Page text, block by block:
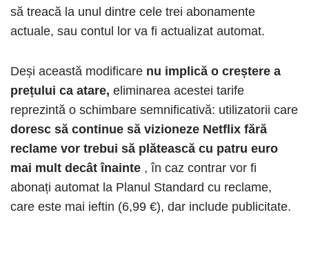
să treacă la unul dintre cele trei abonamente
actuale, sau contul lor va fi actualizat automat.
Deși această modificare nu implică o creștere a
prețului ca atare, eliminarea acestei tarife
reprezintă o schimbare semnificativă: utilizatorii care
doresc să continue să vizioneze Netflix fără
reclame vor trebui să plătească cu patru euro
mai mult decât înainte , în caz contrar vor fi
abonați automat la Planul Standard cu reclame,
care este mai ieftin (6,99 €), dar include publicitate.